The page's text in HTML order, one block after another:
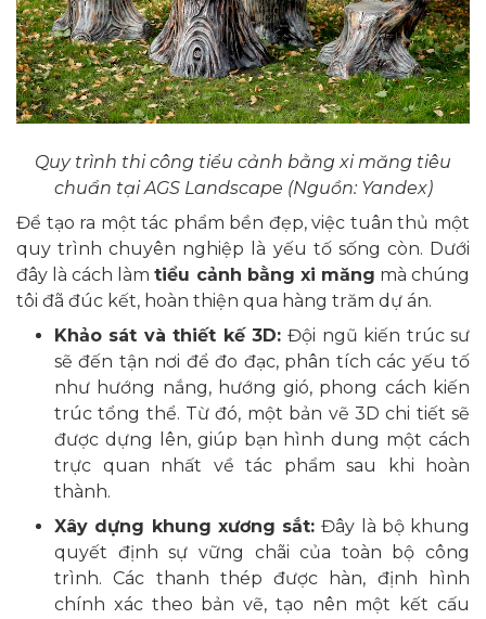
Quy trình thi công tiểu cảnh bằng xi măng tiêu
chuẩn tại AGS Landscape (Nguồn: Yandex)
Để tạo ra một tác phẩm bền đẹp, việc tuân thủ một
quy trình chuyên nghiệp là yếu tố sống còn. Dưới
đây là cách làmtiểu cảnh bằng xi măng mà chúng
tôi đã đúc kết, hoàn thiện qua hàng trăm dự án.
Khảo sát và thiết kế 3D:Đội ngũ kiến trúc sư
sẽ đến tận nơi để đo đạc, phân tích các yếu tố
như hướng nắng, hướng gió, phong cách kiến
trúc tổng thể. Từ đó, một bản vẽ 3D chi tiết sẽ
được dựng lên, giúp bạn hình dung một cách
trực quan nhất về tác phẩm sau khi hoàn
thành.
Xây dựng khung xương sắt:Đây là bộ khung
quyết định sự vững chãi của toàn bộ công
trình. Các thanh thép được hàn, định hình
chính xác theo bản vẽ, tạo nên một kết cấu